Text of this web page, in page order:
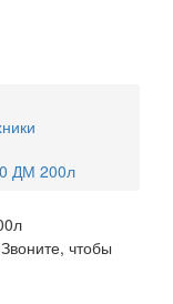
ДМ 200л
чтобы